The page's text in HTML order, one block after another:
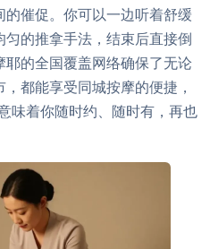
催促。你可以一边听着舒缓
的推拿手法，结束后直接倒
的全国覆盖网络确保了无论
都能享受同城按摩的便捷，
味着你随时约、随时有，再也